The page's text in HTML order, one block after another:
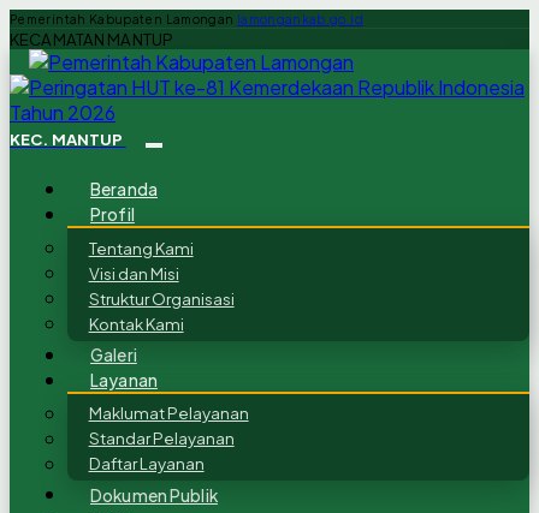
Pemerintah Kabupaten Lamongan lamongankab.go.id
KECAMATAN MANTUP
KEC. MANTUP
Beranda
Profil
Tentang Kami
Visi dan Misi
Struktur Organisasi
Kontak Kami
Galeri
Layanan
Maklumat Pelayanan
Standar Pelayanan
Daftar Layanan
Dokumen Publik